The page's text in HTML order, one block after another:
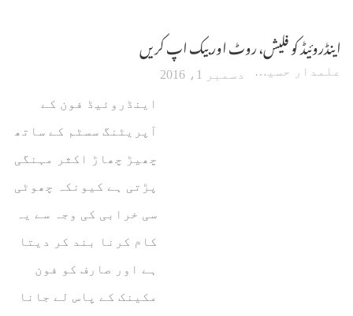
اینڈروئیڈ کو فلیش، روٹ اور بیک اپ کریں
علمدار حسین دسمبر 1، 2016
اینڈروئیڈ فون کے
آپریٹنگ سسٹم کے ساتھ
چھیڑ چھاڑ اکثر مہنگی
پڑتی ہے کیونکہ چھوٹی
سی خرابی کی وجہ سے یہ
کام کرنا بند کر دیتا
ہے اور صارف کو فون
مکینک کے پاس لے جانا